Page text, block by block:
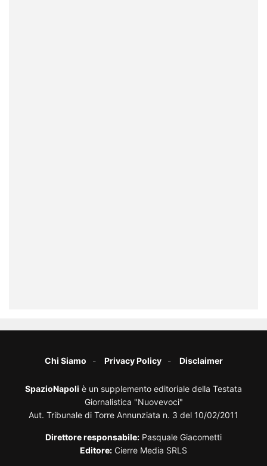
Chi Siamo Privacy Policy Disclaimer
SpazioNapoli è un supplemento editoriale della Testata
Giornalistica "Nuovevoci"
Aut. Tribunale di Torre Annunziata n. 3 del 10/02/2011
Direttore responsabile: Pasquale Giacometti
Editore: Cierre Media SRLS